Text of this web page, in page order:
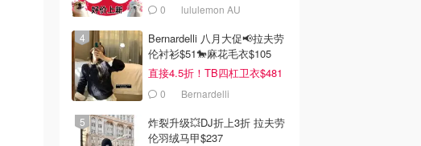
0 lululemon AU
Bernardelli 八月大促📢拉夫劳
伦衬衫$51🐎麻花毛衣$105
直接4.5折！TB四杠卫衣$481
0 Bernardelli
炸裂升级💥DJ折上3折 拉夫劳
伦羽绒马甲$237